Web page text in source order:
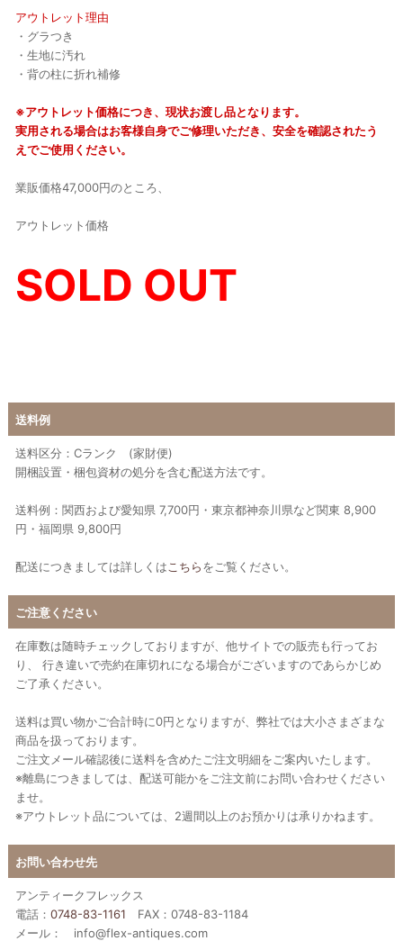
アウトレット理由
・グラつき
・生地に汚れ
・背の柱に折れ補修
※アウトレット価格につき、現状お渡し品となります。
実用される場合はお客様自身でご修理いただき、安全を確認されたう
えでご使用ください。
業販価格47,000円のところ、
アウトレット価格
SOLD OUT
送料例
送料区分：Cランク (家財便)
開梱設置・梱包資材の処分を含む配送方法です。
送料例：関西および愛知県 7,700円・東京都神奈川県など関東 8,900
円・福岡県 9,800円
配送につきましては詳しくは こちらをご覧ください。
ご注意ください
在庫数は随時チェックしておりますが、他サイトでの販売も行ってお
り、 行き違いで売約在庫切れになる場合がございますのであらかじめ
ご了承ください。
送料は買い物かご合計時に0円となりますが、弊社では大小さまざまな
商品を扱っております。
ご注文メール確認後に送料を含めたご注文明細をご案内いたします。
※離島につきましては、配送可能かをご注文前にお問い合わせください
ませ。
※アウトレット品については、2週間以上のお預かりは承りかねます。
お問い合わせ先
アンティークフレックス
電話： 0748-83-1161 FAX：0748-83-1184
メール： info@flex-antiques.com